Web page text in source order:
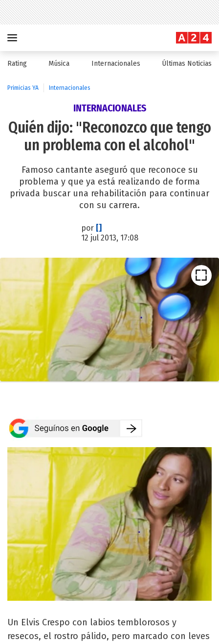
Rating Música Internacionales Últimas Noticias
Primicias YA Internacionales
INTERNACIONALES
Quién dijo: "Reconozco que tengo
un problema con el alcohol"
Famoso cantante aseguró que reconoce su
problema y que ya está realizando de forma
privada buscar una rehabilitación para continuar
con su carrera.
por []
12 jul 2013, 17:08
Un Elvis Crespo con labios temblorosos y
resecos, el rostro pálido, pero marcado con leves